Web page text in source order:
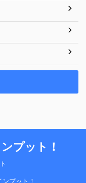
プット！
プット！